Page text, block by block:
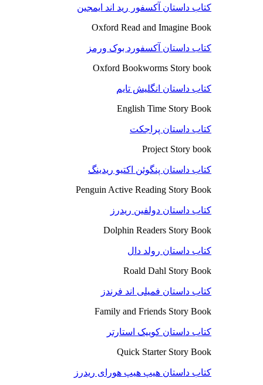
کتاب داستان آکسفور رید اند ایمجین
Oxford Read and Imagine Book
کتاب داستان آکسفورد بوک ورمز
Oxford Bookworms Story book
کتاب داستان انگلیش تایم
English Time Story Book
کتاب داستان پراجکت
Project Story book
کتاب داستان پنگوئن اکتیو ریدینگ
Penguin Active Reading Story Book
کتاب داستان دولفین ریدرز
Dolphin Readers Story Book
کتاب داستان رولد دال
Roald Dahl Story Book
کتاب داستان فمیلی اند فرندز
Family and Friends Story Book
کتاب داستان کوییک استارتر
Quick Starter Story Book
کتاب داستان هیپ هیپ هورای ریدرز